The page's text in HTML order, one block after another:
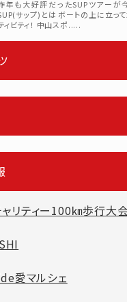
年も大好評だったSUPツアーが今
サップ)とは ボートの上に立っ
ィビティ！ 中山スポ.....
リティー100㎞歩行大
愛マルシェ